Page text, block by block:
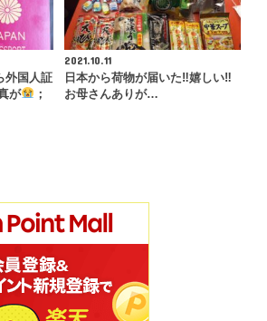
外国人証
が
；
2021.10.11
日本から荷物が届いた‼︎嬉しい‼︎
お母さんありが…